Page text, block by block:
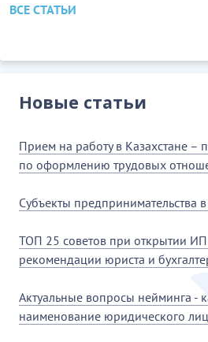
ВСЕ СТАТЬИ
Новые статьи
Прием на работу в Казахстане –
по оформлению трудовых
Субъекты предпринимательства
ТОП 25 советов при открытии ИП
рекомендации юриста и
Актуальные вопросы нейминга -
наименование юридического